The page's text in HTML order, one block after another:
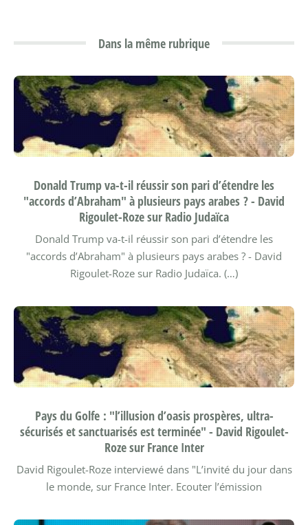
Dans la même rubrique
Donald Trump va-t-il réussir son pari d’étendre les
"accords d’Abraham" à plusieurs pays arabes ? - David
Rigoulet-Roze sur Radio Judaïca
Donald Trump va-t-il réussir son pari d’étendre les
"accords d’Abraham" à plusieurs pays arabes ? - David
Rigoulet-Roze sur Radio Judaïca. (…)
Pays du Golfe : "l’illusion d’oasis prospères, ultra-
sécurisés et sanctuarisés est terminée" - David Rigoulet-
Roze sur France Inter
David Rigoulet-Roze interviewé dans "L’invité du jour dans
le monde, sur France Inter. Ecouter l’émission